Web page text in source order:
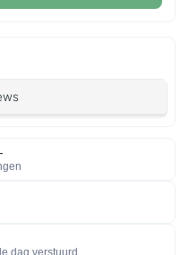
dag verstuurd